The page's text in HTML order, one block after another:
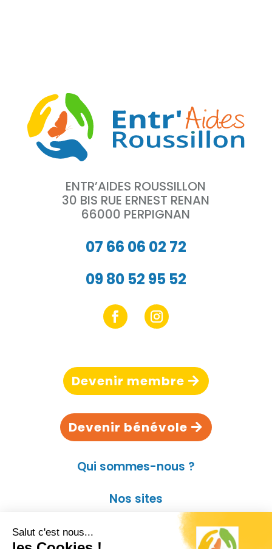
ENTR’AIDES ROUSSILLON
30 BIS RUE ERNEST RENAN
66000 PERPIGNAN
07 66 06 02 72
09 80 52 95 52
Devenir membre
Devenir bénévole
Qui sommes-nous ?
Nos sites